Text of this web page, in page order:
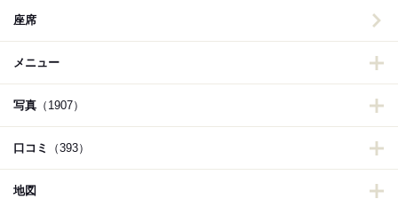
座席
メニュー
写真 （1907）
口コミ （393）
地図